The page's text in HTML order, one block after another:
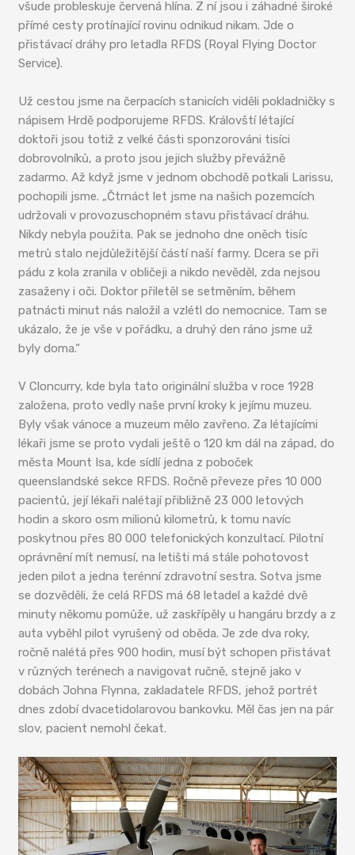
všude probleskuje červená hlína. Z ní jsou i záhadné široké
přímé cesty protínající rovinu odnikud nikam. Jde o
přistávací dráhy pro letadla RFDS (Royal Flying Doctor
Service).
Už cestou jsme na čerpacích stanicích viděli pokladničky s
nápisem Hrdě podporujeme RFDS. Královští létající
doktoři jsou totiž z velké části sponzorováni tisíci
dobrovolníků, a proto jsou jejich služby převážně
zadarmo. Až když jsme v jednom obchodě potkali Larissu,
pochopili jsme. „Čtrnáct let jsme na našich pozemcích
udržovali v provozuschopném stavu přistávací dráhu.
Nikdy nebyla použita. Pak se jednoho dne oněch tisíc
metrů stalo nejdůležitější částí naší farmy. Dcera se při
pádu z kola zranila v obličeji a nikdo nevěděl, zda nejsou
zasaženy i oči. Doktor přiletěl se setměním, během
patnácti minut nás naložil a vzlétl do nemocnice. Tam se
ukázalo, že je vše v pořádku, a druhý den ráno jsme už
byly doma.“
V Cloncurry, kde byla tato originální služba v roce 1928
založena, proto vedly naše první kroky k jejímu muzeu.
Byly však vánoce a muzeum mělo zavřeno. Za létajícími
lékaři jsme se proto vydali ještě o 120 km dál na západ, do
města Mount Isa, kde sídlí jedna z poboček
queenslandské sekce RFDS. Ročně převeze přes 10 000
pacientů, její lékaři nalétají přibližně 23 000 letových
hodin a skoro osm milionů kilometrů, k tomu navíc
poskytnou přes 80 000 telefonických konzultací. Pilotní
oprávnění mít nemusí, na letišti má stále pohotovost
jeden pilot a jedna terénní zdravotní sestra. Sotva jsme
se dozvěděli, že celá RFDS má 68 letadel a každé dvě
minuty někomu pomůže, už zaskřípěly u hangáru brzdy a z
auta vyběhl pilot vyrušený od oběda. Je zde dva roky,
ročně nalétá přes 900 hodin, musí být schopen přistávat
v různých terénech a navigovat ručně, stejně jako v
dobách Johna Flynna, zakladatele RFDS, jehož portrét
dnes zdobí dvacetidolarovou bankovku. Měl čas jen na pár
slov, pacient nemohl čekat.